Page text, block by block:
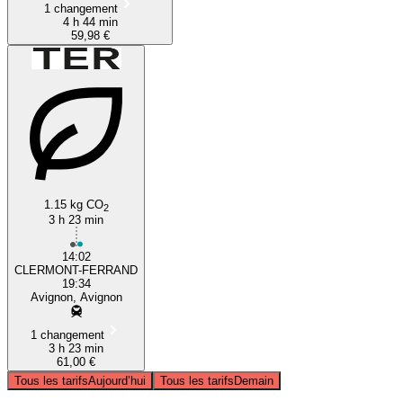
1 changement
4 h 44 min
59,98 €
1.15 kg CO2
3 h 23 min
14:02
CLERMONT-FERRAND
19:34
Avignon, Avignon
1 changement
3 h 23 min
61,00 €
Tous les tarifsAujourd’hui Tous les tarifsDemain